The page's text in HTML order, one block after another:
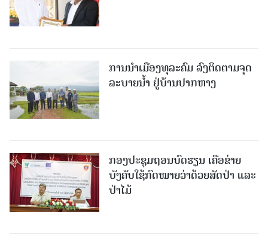
ການນໍາເມືອງທຸລະຄົມ ລົງຕິດຕາມຈຸດ
ລະບາຍນໍ້າ ຢູ່ບ້ານປາກຫາງ
ກອງປະຊຸມຖອນບົດຮຽນ ເຄືອຂ່າຍ
ບັງຄັບໃຊ້ກົດໝາຍວ່າດ້ວຍສັດປ່າ ແລະ
ປ່າໄມ້